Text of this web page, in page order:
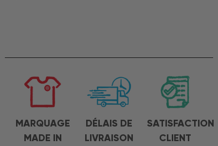
MARQUAGE
MADE IN
DÉLAIS DE
LIVRAISON
SATISFACTION
CLIENT